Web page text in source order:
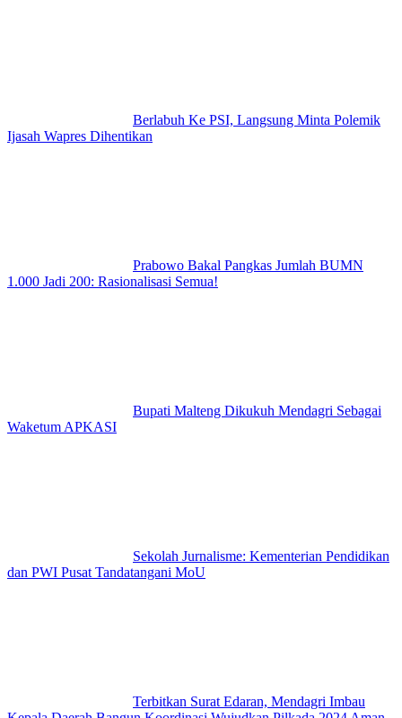
Berlabuh Ke PSI, Langsung Minta Polemik
Ijasah Wapres Dihentikan
Prabowo Bakal Pangkas Jumlah BUMN
1.000 Jadi 200: Rasionalisasi Semua!
Bupati Malteng Dikukuh Mendagri Sebagai
Waketum APKASI
Sekolah Jurnalisme: Kementerian Pendidikan
dan PWI Pusat Tandatangani MoU
Terbitkan Surat Edaran, Mendagri Imbau